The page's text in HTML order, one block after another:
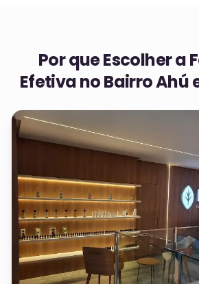
Por que Escolher a
Efetiva noBairro Ahú